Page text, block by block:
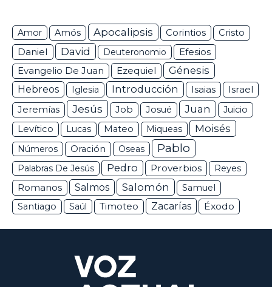
Amor Amós Apocalipsis Corintios Cristo
Daniel David Deuteronomio Efesios
Evangelio De Juan Ezequiel
Génesis
Hebreos
Iglesia Introducción Isaias Israel
Jeremías Jesús Job Josué Juan
Juicio
Levítico
Lucas Mateo Miqueas Moisés
Números Oración Oseas Pablo
Palabras De Jesús Pedro Proverbios Reyes
Romanos Salmos Salomón
Samuel
Santiago
Saúl Timoteo Zacarías Éxodo